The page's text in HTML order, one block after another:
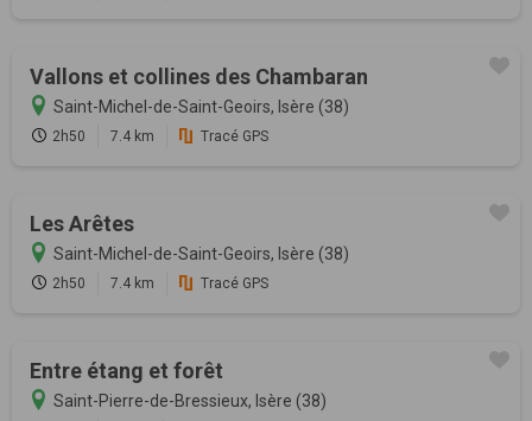
Vallons et collines des Chambaran
Saint-Michel-de-Saint-Geoirs, Isère (38)
2h50 7.4 km Tracé GPS
Les Arêtes
Saint-Michel-de-Saint-Geoirs, Isère (38)
2h50 7.4 km Tracé GPS
Entre étang et forêt
Saint-Pierre-de-Bressieux, Isère (38)